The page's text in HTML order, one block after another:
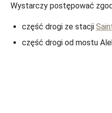
Wystarczy postępować
część drogi ze stacji
część drogi od mostu